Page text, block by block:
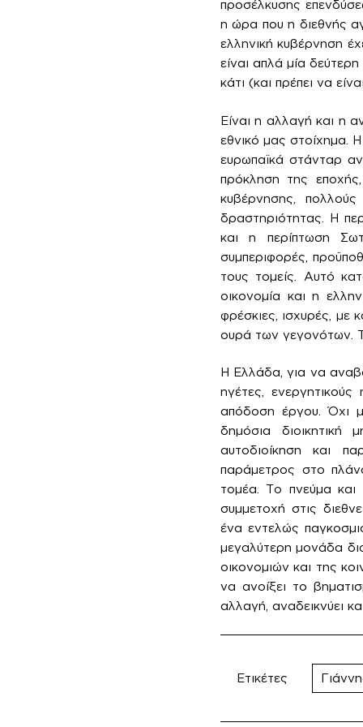
προσέλκυσης
η ώρα που η διεθνής
ελληνική κυβέρνηση
είναι απλά μία
κάτι (και πρέπει να
Είναι η αλλαγή και η
εθνικό μας στοίχημα.
ευρωπαϊκά στάνταρ
πρόκληση της
κυβέρνησης,
δραστηριότητας. Η
και η περίπτωση
συμπεριφορές,
τους τομείς. Αυτό
οικονομία και η
φρέσκιες, ισχυρές, με
ουρά των γεγονότων.
Η Ελλάδα, για να
ηγέτες,
απόδοση έργου. Όχι
δημόσια διοικητική
αυτοδιοίκηση και
παράμετρος στο
τομέα. Το πνεύμα και
συμμετοχή στις
ένα εντελώς
μεγαλύτερη μονάδα
οικονομιών και της
να ανοίξει το
αλλαγή, αναδεικνύει
Ετικέτες